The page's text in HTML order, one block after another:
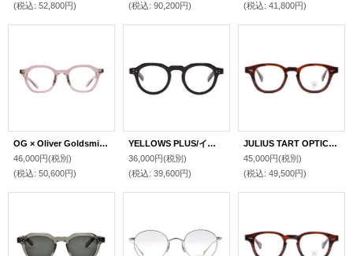
(税込: 52,800円)
(税込: 90,200円)
(税込: 41,800円)
OG × Oliver Goldsmith/オージーバイ・オリバーゴールドスミス【Re.BETSY 45】 C ROSE 45サイズ
46,000円(税別)
(税込: 50,600円)
YELLOWS PLUS/イエローズプラス【BECCA】 1 44サイズ
36,000円(税別)
(税込: 39,600円)
JULIUS TART OPTICAL/ジュリアス タート オプティカル【AR】Demi Amber 44/24サイズ
45,000円(税別)
(税込: 49,500円)